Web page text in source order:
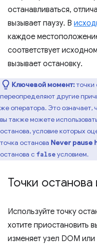
останавливаться,
вызывает паузу. В
каждое
соответствует
вызывает остановку.
Ключевой момент:точки
переопределяют другие
же оператора. Это означает,
вы также можете
останова, условие которых
точка останова Never pause
останова с falseусловием.
Точки
Используйте точку
хотите приостановить
изменяет узел DOM